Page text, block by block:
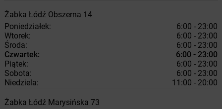
Żabka Łódź Obszerna 14
Poniedziałek:
6:00 - 23:00
Wtorek:
6:00 - 23:00
Środa:
6:00 - 23:00
Czwartek:
6:00 - 23:00
Piątek:
6:00 - 23:00
Sobota:
6:00 - 23:00
Niedziela:
11:00 - 20:00
Żabka Łódź Marysińska 73